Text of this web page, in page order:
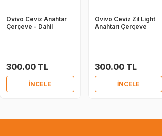
Ovivo Ceviz Anahtar
Çerçeve - Dahil
300.00 TL
İNCELE
Ovivo Ceviz Zil Light
Anahtarı Çerçeve
Dahil 2 Adet
300.00 TL
İNCELE